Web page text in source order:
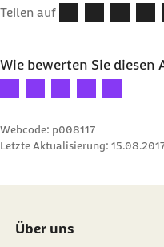
Teilen auf
Wie bewerten Sie diesen
Ihre Bewertung: 1 Stern
Ihre Bewertung: 2 Sterne
Ihre Bewertung: 3
Ihre Ihre
Webcode: p008117
Letzte Aktualisierung:
Über uns